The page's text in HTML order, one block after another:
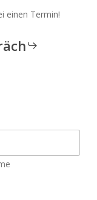
einen Termin!